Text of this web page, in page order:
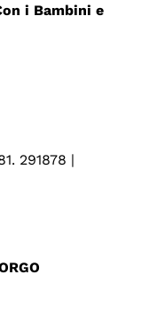
i Bambini e
291878 |